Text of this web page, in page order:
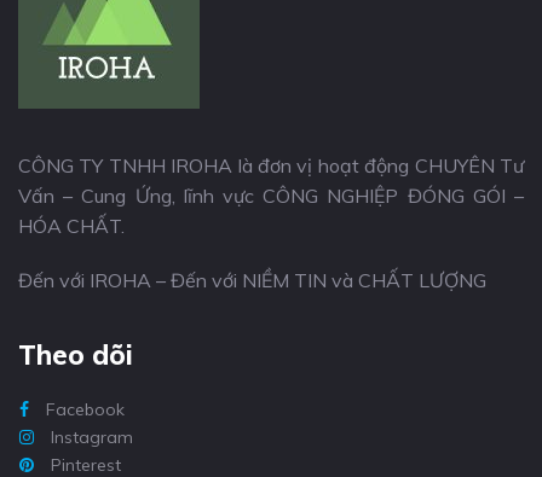
CÔNG TY TNHH IROHA là đơn vị hoạt động CHUYÊN Tư
Vấn – Cung Ứng, lĩnh vực CÔNG NGHIỆP ĐÓNG GÓI –
HÓA CHẤT.
Đến với IROHA – Đến với NIỀM TIN và CHẤT LƯỢNG
Theo dõi
Facebook
Instagram
Pinterest